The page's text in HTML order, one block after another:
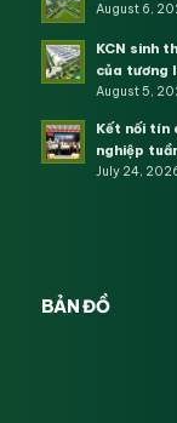
August 6,
KCN sinh
của tương
August 5,
Kết nối tín
nghiệp
July 24,
BẢN ĐỒ